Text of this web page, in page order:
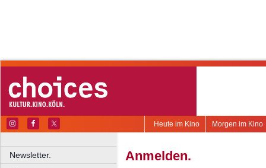
Morgen im Kino
Heute im Kino
Newsletter.
Anmelden.